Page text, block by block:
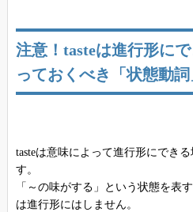
注意！tasteは進行形に
っておくべき「状態動
tasteは意味によって進行形にでき
す。
「～の味がする」という状態を表
は進行形にはしません。